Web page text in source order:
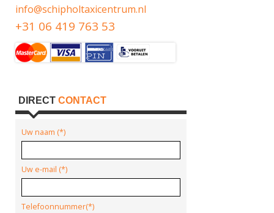
info@schipholtaxicentrum.nl
+31 06 419 763 53
DIRECT CONTACT
Uw naam (*)
Uw e-mail (*)
Telefoonnummer(*)